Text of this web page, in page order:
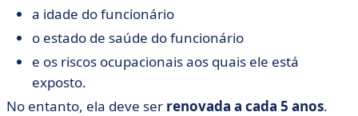
a idade do funcionário
o estado de saúde do funcionário
e os riscos ocupacionais aos quais ele está
exposto.
No entanto, ela deve ser renovada a cada 5 anos.